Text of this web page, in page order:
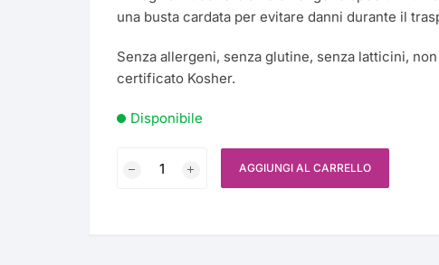
Tappetino per Dolci
Rotola Caramelle –
Stencil Professionale
Grasso Vegetale
Lavanda
una busta cardata per evitare danni durante il
Senza allergeni, senza glutine, senza latticini,
certificato Kosher.
Disponibile
AGGIUNGI AL CARRELLO